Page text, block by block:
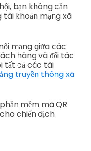
bạn không cần
tài khoản mạng xã
mạng giữa các
hàng và đối tác
tất cả các tài
truyền thông xã
mềm mã QR
chiến dịch